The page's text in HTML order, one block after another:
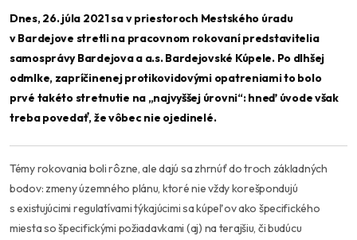
Dnes, 26. júla 2021 sa v priestoroch Mestského úradu
v Bardejove stretli na pracovnom rokovaní predstavitelia
samosprávy Bardejova a a.s. Bardejovské Kúpele. Po dlhšej
odmlke, zapríčinenej protikovidovými opatreniami to bolo
prvé takéto stretnutie na „najvyššej úrovni“: hneď úvode však
treba povedať, že vôbec nie ojedinelé.
Témy rokovania boli rôzne, ale dajú sa zhrnúť do troch základných
bodov: zmeny územného plánu, ktoré nie vždy korešpondujú
s existujúcimi regulatívami týkajúcimi sa kúpeľov ako špecifického
miesta so špecifickými požiadavkami (aj) na terajšiu, či budúcu